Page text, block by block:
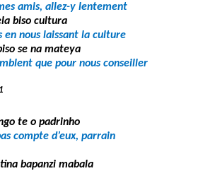
amis, allez-y lentement
biso cultura
en nous laissant la culture
se na mateya
que pour nous conseiller
1
te o padrinho
compte d’eux, parrain
bapanzi mabala